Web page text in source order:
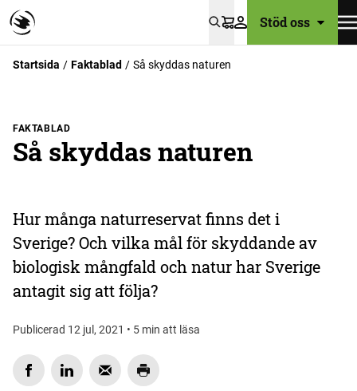
VarukorgStöd oss
Startsida Faktablad Så skyddas naturen
FAKTABLAD
Så skyddas naturen
Hur många naturreservat finns det i
Sverige? Och vilka mål för skyddande av
biologisk mångfald och natur har Sverige
antagit sig att följa?
Publicerad 12 jul, 2021 • 5 min att läsa